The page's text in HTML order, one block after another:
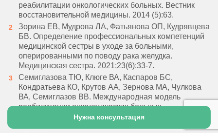
реабилитации онкологических больных. Вестник
восстановительной медицины. 2014 (5):63.
Зорина ЕВ, Мудрова ЛА, Фатьянова ОП, Кудрявцева
БВ. Определение профессиональных компетенций
медицинской сестры в уходе за больными,
оперированными по поводу рака желудка.
Медицинская сестра. 2021;23(6):33-7.
Семиглазова ТЮ, Клюге ВА, Каспаров БС,
Кондратьева КО, Крутов АА, Зернова МА, Чулкова
ВА, Семиглазов ВВ. Международная модель
реабилитации онкологических больных.
Медицинский совет. 2018(10):108-16.
Нужна консультация